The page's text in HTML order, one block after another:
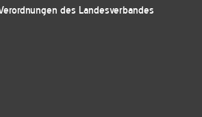
des Landesverbandes